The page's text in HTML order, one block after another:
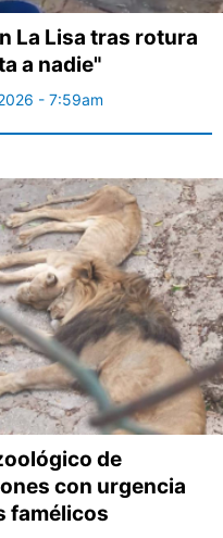
La Lisa tras rotura
a nadie"
- 7:59am
de
con urgencia
famélicos